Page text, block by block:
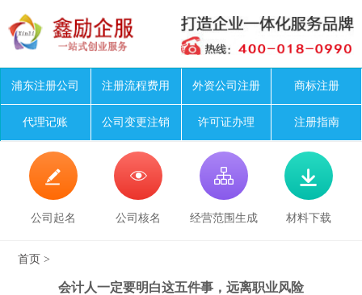
浦东注册公司 注册流程费用 外资公司注册 商标注册
代理记账 公司变更注销 许可证办理 注册指南

公司起名

公司核名

经营范围生成

材料下载
首页 >
会计人一定要明白这五件事，远离职业风险